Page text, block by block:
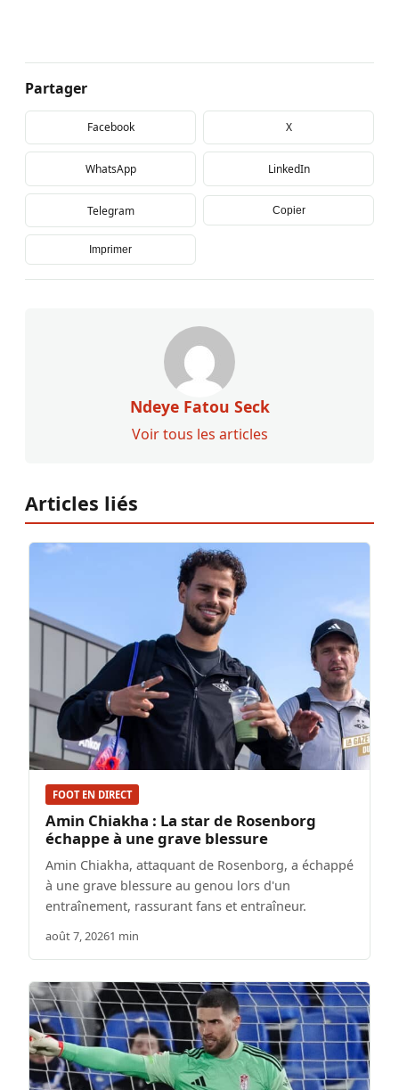
Partager
Facebook X
WhatsApp LinkedIn
Telegram Copier
Imprimer
Ndeye Fatou Seck
Voir tous les articles
Articles liés
FOOT EN DIRECT
Amin Chiakha : La star de Rosenborg
échappe à une grave blessure
Amin Chiakha, attaquant de Rosenborg, a échappé
à une grave blessure au genou lors d'un
entraînement, rassurant fans et entraîneur.
août 7, 20261 min